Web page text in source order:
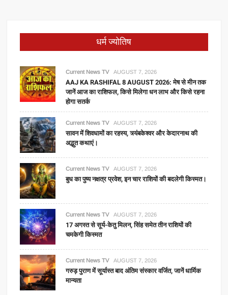
धर्म ज्योतिष
Current News TV AUGUST 7, 2026
AAJ KA RASHIFAL 8 AUGUST 2026: मेष से मीन तक
जानें आज का राशिफल, किसे मिलेगा धन लाभ और किसे रहना
होगा सतर्क
Current News TV AUGUST 7, 2026
सावन में शिवधामों का रहस्य, त्र्यंबकेश्वर और केदारनाथ की
अद्भुत कथाएं।
Current News TV AUGUST 7, 2026
बुध का पुष्य नक्षत्र प्रवेश, इन चार राशियों की बदलेगी किस्मत।
Current News TV AUGUST 7, 2026
17 अगस्त से सूर्य-केतु मिलन, सिंह समेत तीन राशियों की
चमकेगी किस्मत
Current News TV AUGUST 7, 2026
गरुड़ पुराण में सूर्यास्त बाद अंतिम संस्कार वर्जित, जानें धार्मिक
मान्यता